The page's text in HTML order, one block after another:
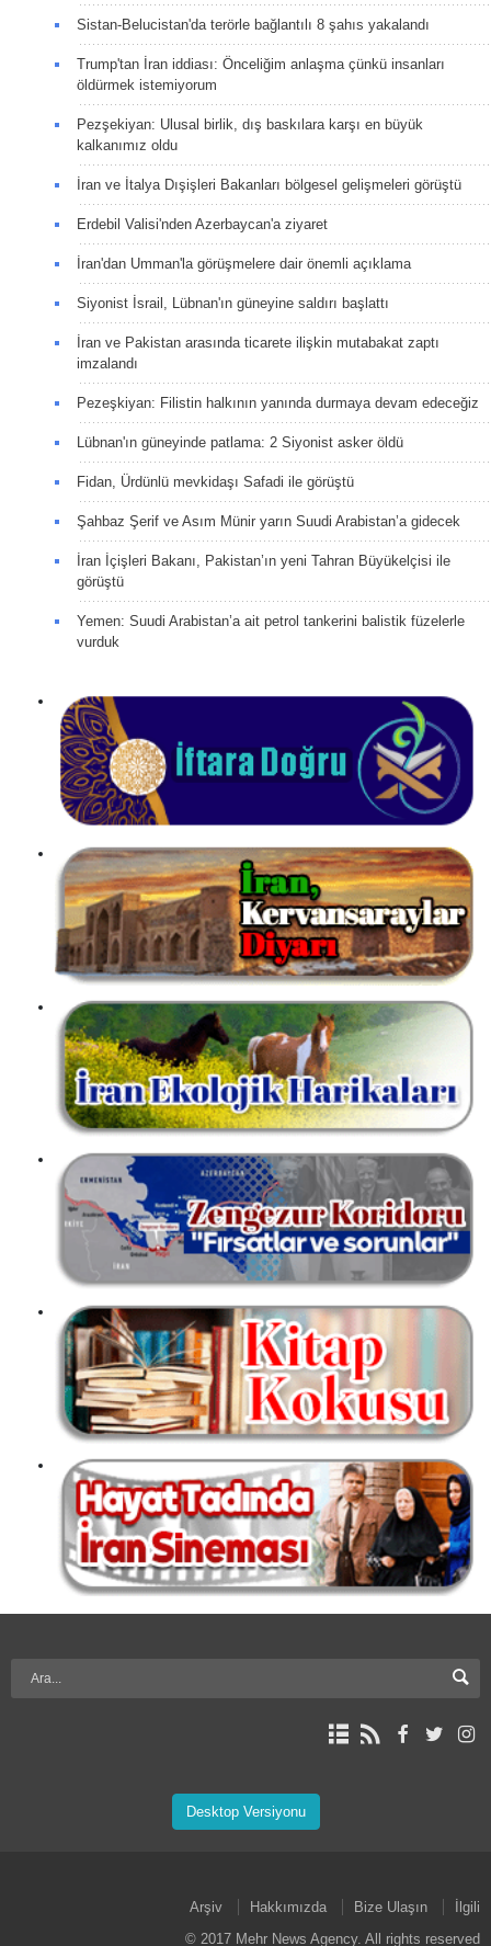
Sistan-Belucistan'da terörle bağlantılı 8 şahıs yakalandı
Trump'tan İran iddiası: Önceliğim anlaşma çünkü insanları
öldürmek istemiyorum
Pezşekiyan: Ulusal birlik, dış baskılara karşı en büyük
kalkanımız oldu
İran ve İtalya Dışişleri Bakanları bölgesel gelişmeleri görüştü
Erdebil Valisi'nden Azerbaycan'a ziyaret
İran'dan Umman'la görüşmelere dair önemli açıklama
Siyonist İsrail, Lübnan'ın güneyine saldırı başlattı
İran ve Pakistan arasında ticarete ilişkin mutabakat zaptı
imzalandı
Pezeşkiyan: Filistin halkının yanında durmaya devam edeceğiz
Lübnan'ın güneyinde patlama: 2 Siyonist asker öldü
Fidan, Ürdünlü mevkidaşı Safadi ile görüştü
Şahbaz Şerif ve Asım Münir yarın Suudi Arabistan’a gidecek
İran İçişleri Bakanı, Pakistan’ın yeni Tahran Büyükelçisi ile
görüştü
Yemen: Suudi Arabistan’a ait petrol tankerini balistik füzelerle
vurduk
Desktop Versiyonu
Arşiv Hakkımızda Bize Ulaşın
İlgili
© 2017 Mehr News Agency. All rights reserved